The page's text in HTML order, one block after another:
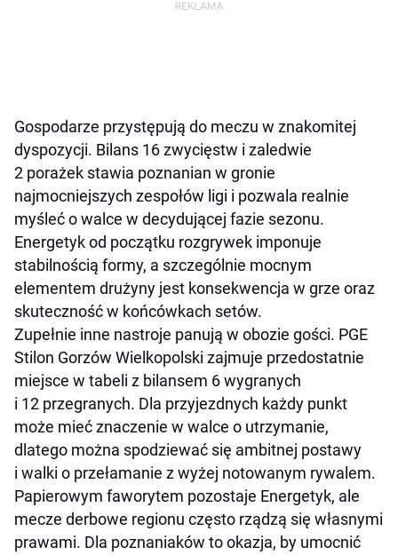
Gospodarze przystępują do meczu w znakomitej
dyspozycji. Bilans 16 zwycięstw i zaledwie
2 porażek stawia poznanian w gronie
najmocniejszych zespołów ligi i pozwala realnie
myśleć o walce w decydującej fazie sezonu.
Energetyk od początku rozgrywek imponuje
stabilnością formy, a szczególnie mocnym
elementem drużyny jest konsekwencja w grze oraz
skuteczność w końcówkach setów.
Zupełnie inne nastroje panują w obozie gości. PGE
Stilon Gorzów Wielkopolski zajmuje przedostatnie
miejsce w tabeli z bilansem 6 wygranych
i 12 przegranych. Dla przyjezdnych każdy punkt
może mieć znaczenie w walce o utrzymanie,
dlatego można spodziewać się ambitnej postawy
i walki o przełamanie z wyżej notowanym rywalem.
Papierowym faworytem pozostaje Energetyk, ale
mecze derbowe regionu często rządzą się własnymi
prawami. Dla poznaniaków to okazja, by umocnić